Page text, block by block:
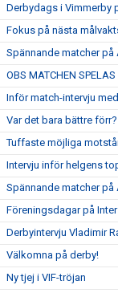
Derbydags i Vimmerby
Fokus på nästa
Spännande matcher
OBS MATCHEN
Inför match-intervju
Var det bara bättre förr?
Tuffaste möjliga
Intervju inför helgens
Spännande matcher på
Föreningsdagar på
Derbyintervju Vladimir
Välkomna på derby!
Ny tjej i VIF-tröjan